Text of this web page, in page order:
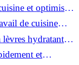
et optimiser
de cuisine
hydratant et
et